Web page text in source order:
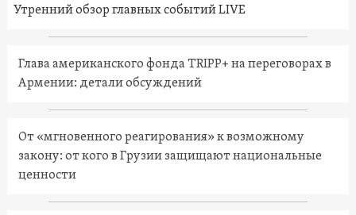
Утренний обзор главных событий LIVE
Глава американского фонда TRIPP+ на переговорах в
Армении: детали обсуждений
От «мгновенного реагирования» к возможному
закону: от кого в Грузии защищают национальные
ценности